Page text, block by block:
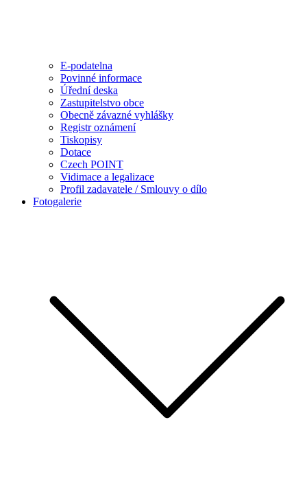
E-podatelna
Povinné informace
Úřední deska
Zastupitelstvo obce
Obecně závazné vyhlášky
Registr oznámení
Tiskopisy
Dotace
Czech POINT
Vidimace a legalizace
Profil zadavatele / Smlouvy o dílo
Fotogalerie